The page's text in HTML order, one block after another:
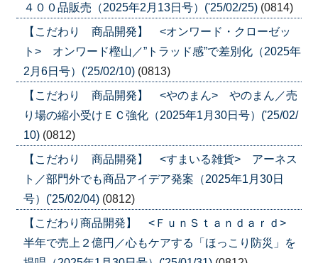
４００品販売（2025年2月13日号）('25/02/25) (0814)
【こだわり 商品開発】 <オンワード・クローゼッ
ト> オンワード樫山／”トラッド感”で差別化（2025年
2月6日号）('25/02/10) (0813)
【こだわり 商品開発】 <やのまん> やのまん／売
り場の縮小受けＥＣ強化（2025年1月30日号）('25/02/
10) (0812)
【こだわり 商品開発】 <すまいる雑貨> アーネス
ト／部門外でも商品アイデア発案（2025年1月30日
号）('25/02/04) (0812)
【こだわり商品開発】 <ＦｕｎＳｔａｎｄａｒｄ>
半年で売上２億円／心もケアする「ほっこり防災」を